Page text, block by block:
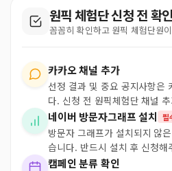
원픽 체험단 신청 전 확
꼼꼼히 확인하고 원픽 체험단원
카카오 채널 추가
선정 결과 및 중요 공지사항은
다. 신청 전 원픽체험단 채널
네이버 방문자그래프 설치 필
방문자 그래프가 설치되지 않
습니다. 반드시 설치 후 신청해
캠페인 분류 확인